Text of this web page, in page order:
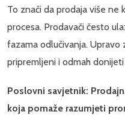
To znači da prodaja više
procesa. Prodavači često
fazama odlučivanja.
pripremljeni i odmah
Poslovni savjetnik:
koja pomaže razumjeti